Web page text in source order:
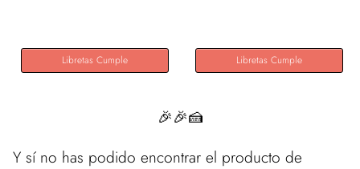
Libretas Cumple Libretas Cumple
🎉🎉🍰
Y sí no has podido encontrar el producto de